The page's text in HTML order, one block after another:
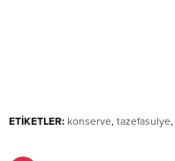
ETİKETLER: konserve, tazefasulye,